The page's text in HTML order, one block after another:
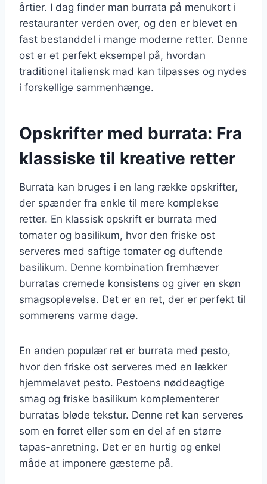
årtier. I dag finder man burrata på menukort i
restauranter verden over, og den er blevet en
fast bestanddel i mange moderne retter. Denne
ost er et perfekt eksempel på, hvordan
traditionel italiensk mad kan tilpasses og nydes
i forskellige sammenhænge.
Opskrifter med burrata: Fra
klassiske til kreative retter
Burrata kan bruges i en lang række opskrifter,
der spænder fra enkle til mere komplekse
retter. En klassisk opskrift er burrata med
tomater og basilikum, hvor den friske ost
serveres med saftige tomater og duftende
basilikum. Denne kombination fremhæver
burratas cremede konsistens og giver en skøn
smagsoplevelse. Det er en ret, der er perfekt til
sommerens varme dage.
En anden populær ret er burrata med pesto,
hvor den friske ost serveres med en lækker
hjemmelavet pesto. Pestoens nøddeagtige
smag og friske basilikum komplementerer
burratas bløde tekstur. Denne ret kan serveres
som en forret eller som en del af en større
tapas-anretning. Det er en hurtig og enkel
måde at imponere gæsterne på.